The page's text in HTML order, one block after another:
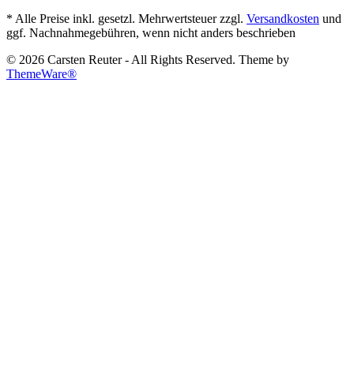
* Alle Preise inkl. gesetzl. Mehrwertsteuer zzgl. Versandkosten und
ggf. Nachnahmegebühren, wenn nicht anders beschrieben
© 2026 Carsten Reuter - All Rights Reserved. Theme by
ThemeWare®